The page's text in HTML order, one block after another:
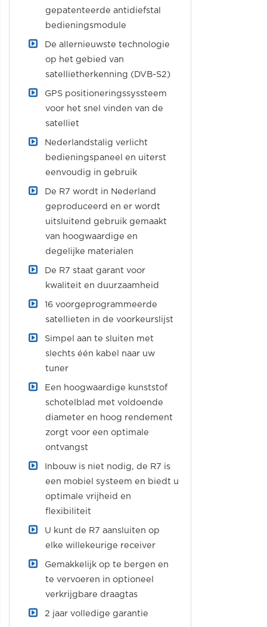
gepatenteerde antidiefstal
bedieningsmodule
De allernieuwste technologie
op het gebied van
satellietherkenning (DVB-S2)
GPS positioneringssyssteem
voor het snel vinden van de
satelliet
Nederlandstalig verlicht
bedieningspaneel en uiterst
eenvoudig in gebruik
De R7 wordt in Nederland
geproduceerd en er wordt
uitsluitend gebruik gemaakt
van hoogwaardige en
degelijke materialen
De R7 staat garant voor
kwaliteit en duurzaamheid
16 voorgeprogrammeerde
satellieten in de voorkeurslijst
Simpel aan te sluiten met
slechts één kabel naar uw
tuner
Een hoogwaardige kunststof
schotelblad met voldoende
diameter en hoog rendement
zorgt voor een optimale
ontvangst
Inbouw is niet nodig, de R7 is
een mobiel systeem en biedt u
optimale vrijheid en
flexibiliteit
U kunt de R7 aansluiten op
elke willekeurige receiver
Gemakkelijk op te bergen en
te vervoeren in optioneel
verkrijgbare draagtas
2 jaar volledige garantie